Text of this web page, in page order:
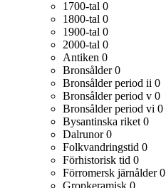
1700-tal 0
1800-tal 0
1900-tal 0
2000-tal 0
Antiken 0
Bronsålder 0
Bronsålder period ii 0
Bronsålder period v 0
Bronsålder period vi 0
Bysantinska riket 0
Dalrunor 0
Folkvandringstid 0
Förhistorisk tid 0
Förromersk järnålder 0
Gropkeramisk 0